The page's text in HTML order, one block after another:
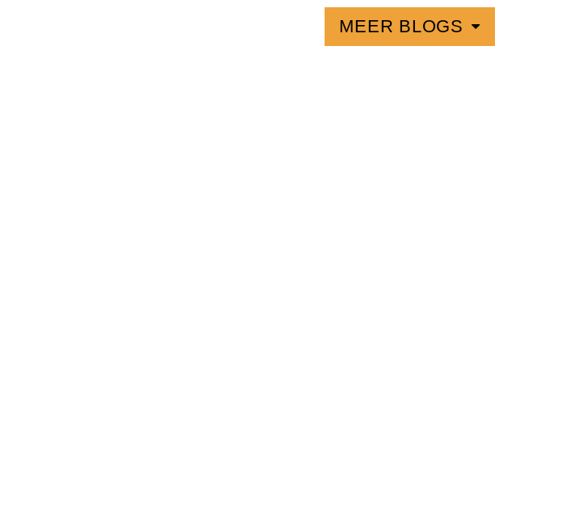
MEER BLOGS